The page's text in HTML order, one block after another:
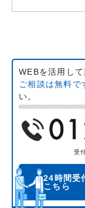
WEBを活用し
ご相談は無料で
い。
受
24時間受
こちら